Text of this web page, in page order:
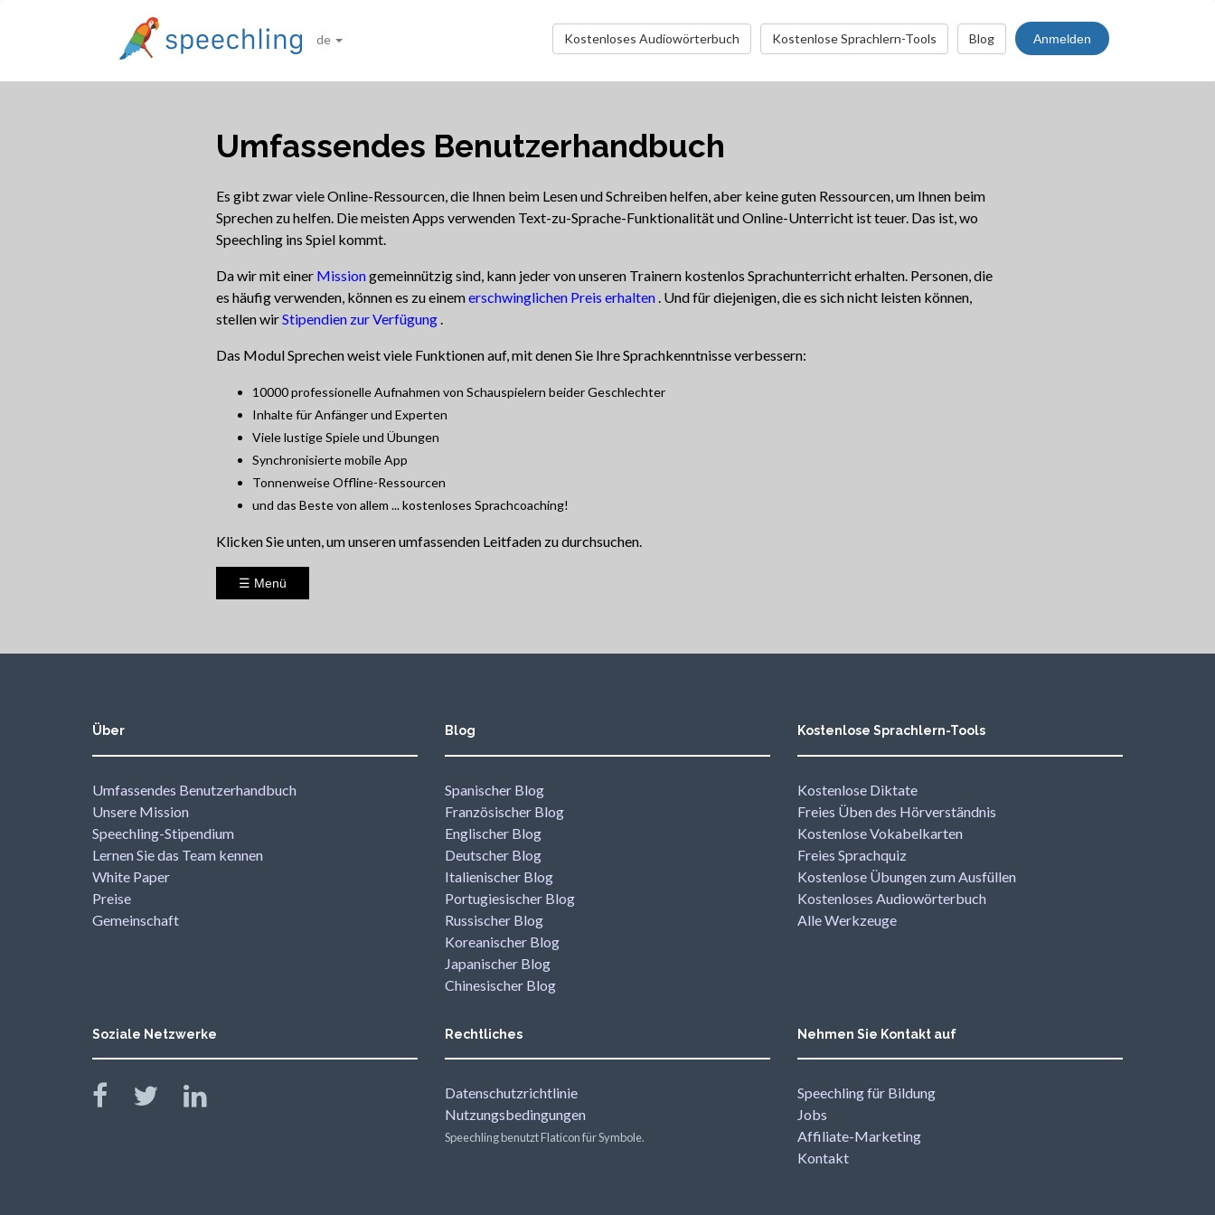
de Anmelden
Blog
Kostenlose Sprachlern-Tools
Kostenloses Audiowörterbuch
Umfassendes Benutzerhandbuch
Es gibt zwar viele Online-Ressourcen, die Ihnen beim Lesen und Schreiben helfen, aber keine guten Ressourcen, um Ihnen beim
Sprechen zu helfen. Die meisten Apps verwenden Text-zu-Sprache-Funktionalität und Online-Unterricht ist teuer. Das ist, wo
Speechling ins Spiel kommt.
Da wir mit einer Missiongemeinnützig sind, kann jeder von unseren Trainern kostenlos Sprachunterricht erhalten. Personen, die
es häufig verwenden, können es zu einemerschwinglichen Preis erhalten. Und für diejenigen, die es sich nicht leisten können,
stellen wirStipendien zur Verfügung.
Das Modul Sprechen weist viele Funktionen auf, mit denen Sie Ihre Sprachkenntnisse verbessern:
10000 professionelle Aufnahmen von Schauspielern beider Geschlechter
Inhalte für Anfänger und Experten
Viele lustige Spiele und Übungen
Synchronisierte mobile App
Tonnenweise Offline-Ressourcen
und das Beste von allem ... kostenloses Sprachcoaching!
Klicken Sie unten, um unseren umfassenden Leitfaden zu durchsuchen.
☰ Menü
Über
Umfassendes Benutzerhandbuch
Unsere Mission
Speechling-Stipendium
Lernen Sie das Team kennen
White Paper
Preise
Gemeinschaft
Blog
Spanischer Blog
Französischer Blog
Englischer Blog
Deutscher Blog
Italienischer Blog
Portugiesischer Blog
Russischer Blog
Koreanischer Blog
Japanischer Blog
Chinesischer Blog
Kostenlose Sprachlern-Tools
Kostenlose Diktate
Freies Üben des Hörverständnis
Kostenlose Vokabelkarten
Freies Sprachquiz
Kostenlose Übungen zum Ausfüllen
Kostenloses Audiowörterbuch
Alle Werkzeuge
Soziale Netzwerke Rechtliches
Datenschutzrichtlinie
Nutzungsbedingungen
Speechling benutzt Flaticon für Symbole.
Nehmen Sie Kontakt auf
Speechling für Bildung
Jobs
Affiliate-Marketing
Kontakt